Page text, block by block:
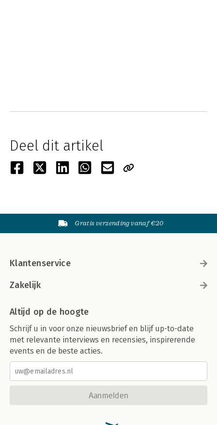
Deel dit artikel
Gratis verzending vanaf €20
Klantenservice
Zakelijk
Altijd op de hoogte
Schrijf u in voor onze nieuwsbrief en blijf up-to-date
met relevante interviews en recensies, inspirerende
events en de beste acties.
Aanmelden